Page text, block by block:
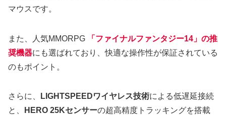
マウスです。
また、人気MMORPG 「ファイナルファンタジー14」 の推
奨機器にも選ばれており、快適な操作性が保証されている
のもポイント。
さらに、 LIGHTSPEEDワイヤレス技術による低遅延接続
と、
HERO 25Kセンサーの超高精度トラッキングを搭載